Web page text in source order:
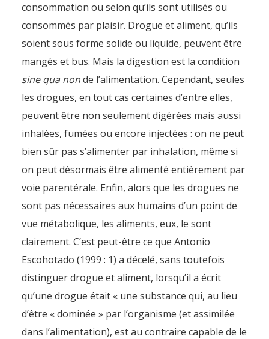
consommation ou selon qu’ils sont utilisés ou
consommés par plaisir. Drogue et aliment, qu’ils
soient sous forme solide ou liquide, peuvent être
mangés et bus. Mais la digestion est la condition
sine qua nonde l’alimentation. Cependant, seules
les drogues, en tout cas certaines d’entre elles,
peuvent être non seulement digérées mais aussi
inhalées, fumées ou encore injectées : on ne peut
bien sûr pas s’alimenter par inhalation, même si
on peut désormais être alimenté entièrement par
voie parentérale. Enfin, alors que les drogues ne
sont pas nécessaires aux humains d’un point de
vue métabolique, les aliments, eux, le sont
clairement. C’est peut-être ce que Antonio
Escohotado (1999 : 1) a décelé, sans toutefois
distinguer drogue et aliment, lorsqu’il a écrit
qu’une drogue était « une substance qui, au lieu
d’être « dominée » par l’organisme (et assimilée
dans l’alimentation), est au contraire capable de le